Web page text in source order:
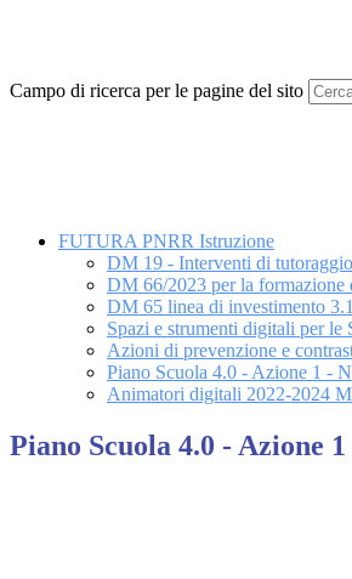
Campo di ricerca per le pagine del sito
FUTURA PNRR Istruzione
DM 19 - Interventi di
DM 66/2023 per la formazione
DM 65 linea di investimento
Spazi e strumenti digitali per
Azioni di prevenzione e
Piano Scuola 4.0 - Azione 1 -
Animatori digitali 2022-2024
Piano Scuola 4.0 - Azione